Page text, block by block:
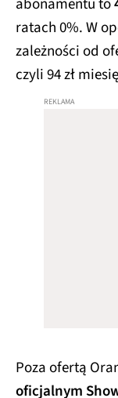
ratach 0%. W
zależności od
czyli 94 zł
Poza ofertą
oficjalnym